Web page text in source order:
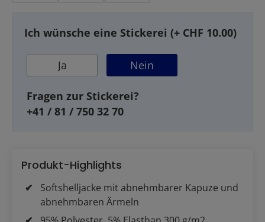
Ich wünsche eine Stickerei (+ CHF 10.00)
Ja Nein
Fragen zur Stickerei?
+41 / 81 / 750 32 70
Produkt-Highlights
Softshelljacke mit abnehmbarer Kapuze und
abnehmbaren Ärmeln